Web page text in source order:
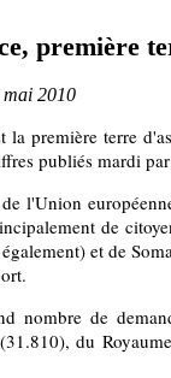
première
mai 2010
la première terre
publiés mardi
l'Union
de
et de
nombre de
du